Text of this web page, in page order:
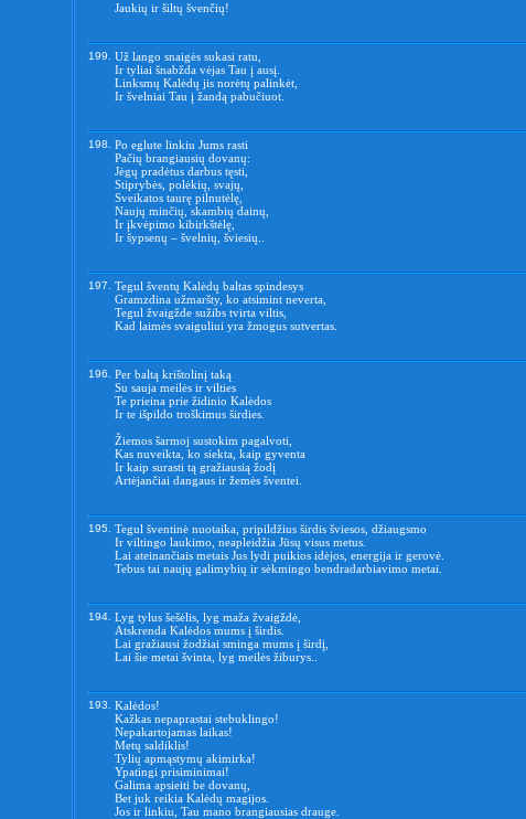
Jaukių ir šiltų švenčių!
199. Už lango snaigės sukasi ratu,
Ir tyliai šnabžda vėjas Tau į ausį.
Linksmų Kalėdų jis norėtų palinkėt,
Ir švelniai Tau į žandą pabučiuot.
198. Po eglute linkiu Jums rasti
Pačių brangiausių dovanų:
Jėgų pradėtus darbus tęsti,
Stiprybės, polėkių, svajų,
Sveikatos taurę pilnutėlę,
Naujų minčių, skambių dainų,
Ir įkvėpimo kibirkštėlę,
Ir šypsenų – švelnių, šviesių..
197. Tegul šventų Kalėdų baltas spindesys
Gramzdina užmaršty, ko atsimint neverta,
Tegul žvaigžde sužibs tvirta viltis,
Kad laimės svaiguliui yra žmogus sutvertas.
196. Per baltą krištolinį taką
Su sauja meilės ir vilties
Te prieina prie židinio Kalėdos
Ir te išpildo troškimus širdies.
Žiemos šarmoj sustokim pagalvoti,
Kas nuveikta, ko siekta, kaip gyventa
Ir kaip surasti tą gražiausią žodį
Artėjančiai dangaus ir žemės šventei.
195. Tegul šventinė nuotaika, pripildžius širdis šviesos, džiaugsmo
Ir viltingo laukimo, neapleidžia Jūsų visus metus.
Lai ateinančiais metais Jus lydi puikios idėjos, energija ir gerovė.
Tebus tai naujų galimybių ir sėkmingo bendradarbiavimo metai.
194. Lyg tylus šešėlis, lyg maža žvaigždė,
Atskrenda Kalėdos mums į širdis.
Lai gražiausi žodžiai sminga mums į širdį,
Lai šie metai švinta, lyg meilės žiburys..
193. Kalėdos!
Kažkas nepaprastai stebuklingo!
Nepakartojamas laikas!
Metų saldiklis!
Tylių apmąstymų akimirka!
Ypatingi prisiminimai!
Galima apsieiti be dovanų,
Bet juk reikia Kalėdų magijos.
Jos ir linkiu, Tau mano brangiausias drauge.